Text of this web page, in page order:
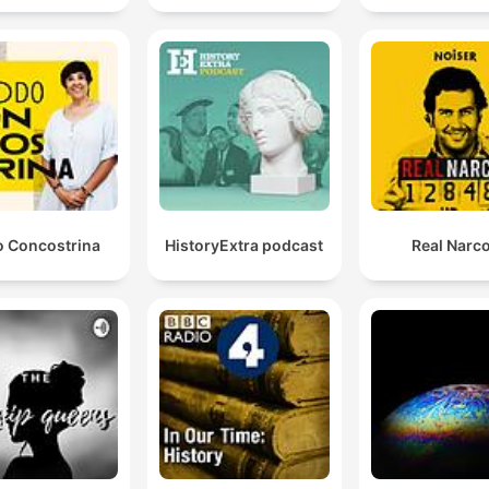
Concostrina HistoryExtra podcast Real